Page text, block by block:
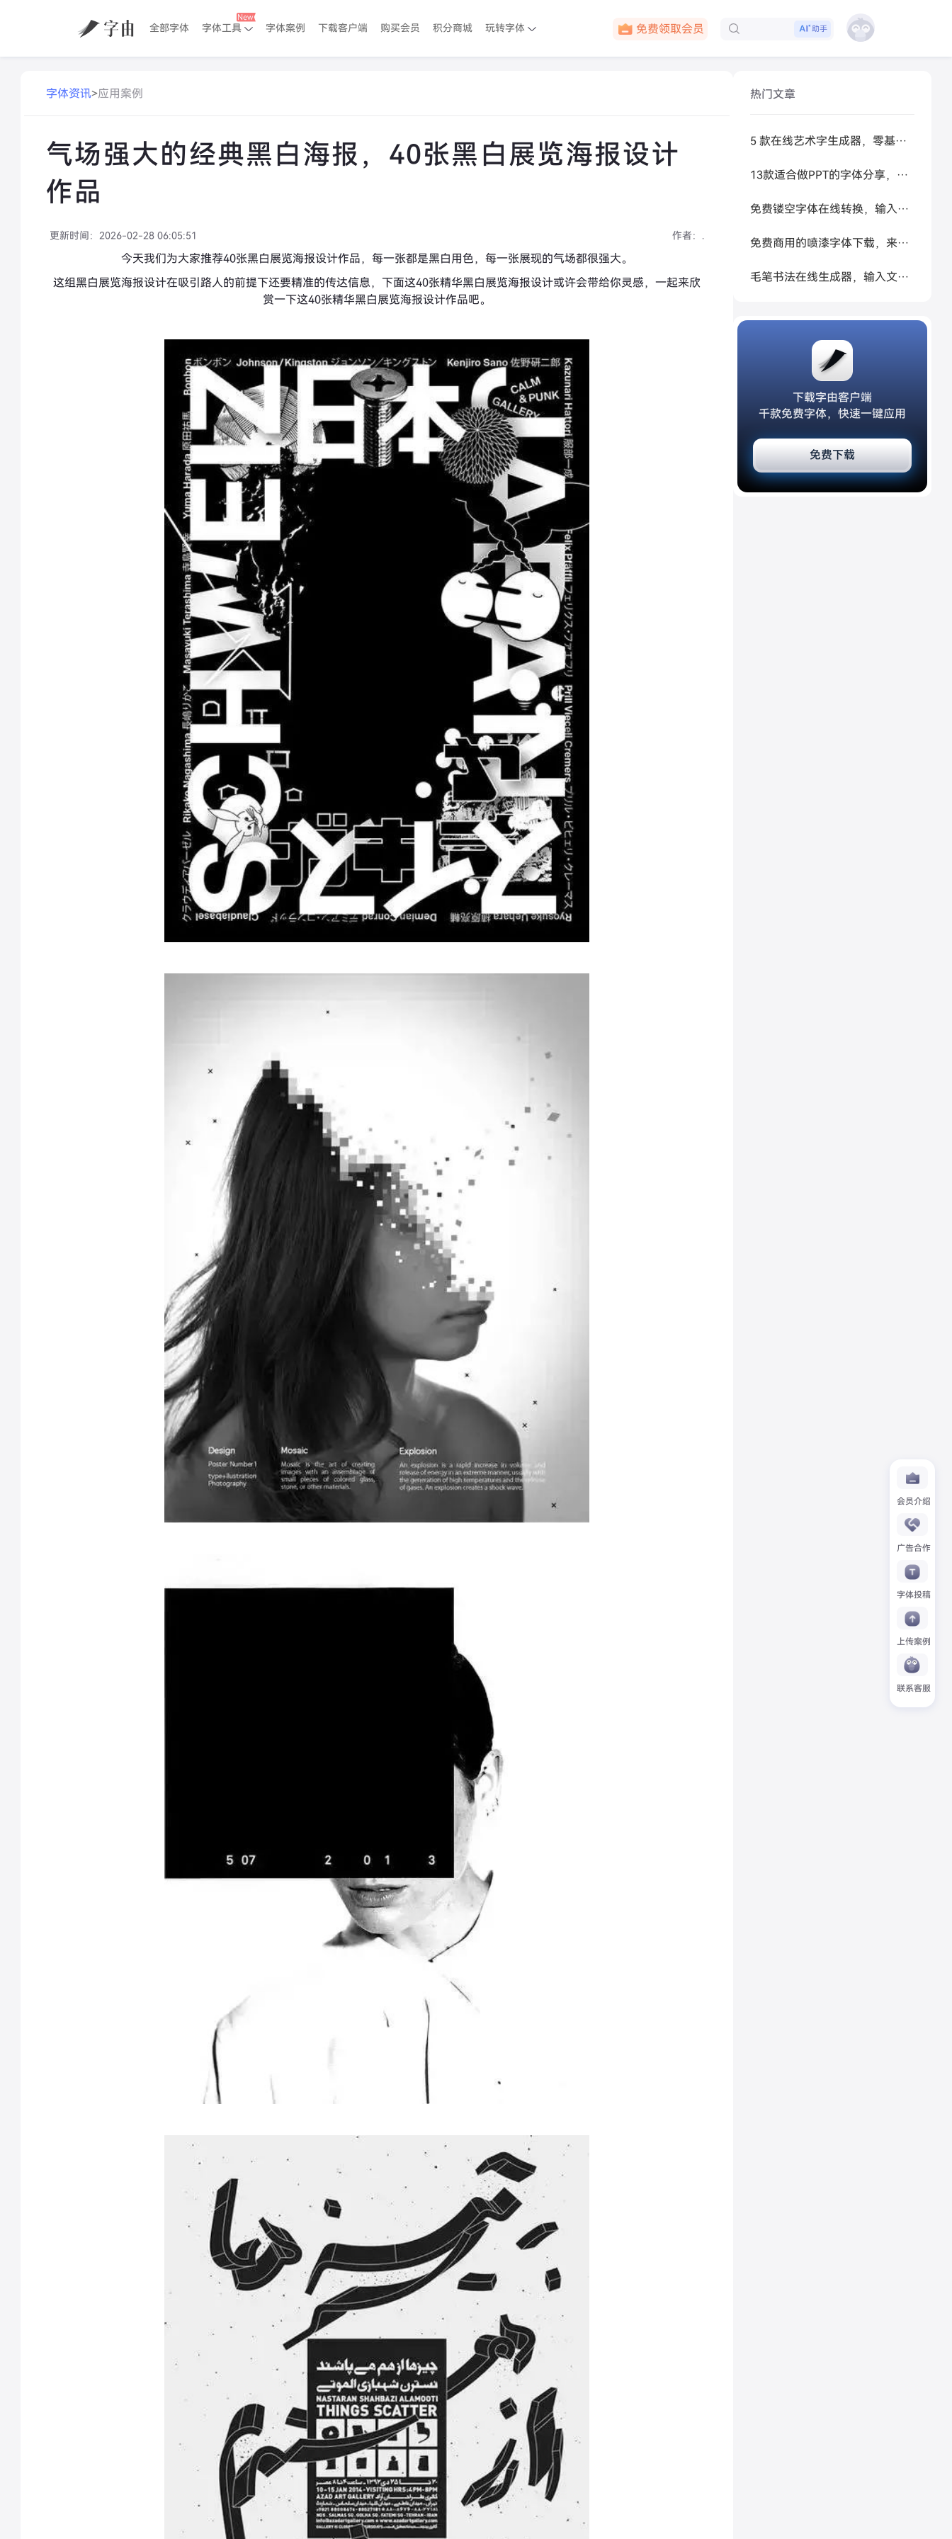
全部字体 字体工具 字体案例 下载客户端 购买会员 积分商城 玩转字体
免费领取会员
助手
会员介绍
广告合作
字体投稿
上传案例
联系客服
字体资讯>应用案例
气场强大的经典黑白海报，40张黑白展览海报设计
作品
更新时间： 2026-02-28 06:05:51 作者： .
今天我们为大家推荐40张黑白展览海报设计作品，每一张都是黑白用色，每一张展现的气场都很强大。
这组黑白展览海报设计在吸引路人的前提下还要精准的传达信息，下面这40张精华黑白展览海报设计或许会带给你灵感，一起来欣
赏一下这40张精华黑白展览海报设计作品吧。
热门文章
5 款在线艺术字生成器，零基础做高级感标题
13款适合做PPT的字体分享，让你的PPT更好看
免费镂空字体在线转换，输入文字秒生成可复制空心艺术字
免费商用的喷漆字体下载，来试试让 AI 帮你生成
毛笔书法在线生成器，输入文字秒变书法大家
下载字由客户端
千款免费字体，快速一键应用
免费下载